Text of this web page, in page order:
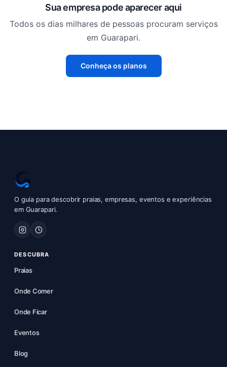
Sua empresa pode aparecer aqui
Todos os dias milhares de pessoas procuram serviços
em Guarapari.
Conheça os planos
O guia para descobrir praias, empresas, eventos e experiências
em Guarapari.
DESCUBRA
Praias
Onde Comer
Onde Ficar
Eventos
Blog